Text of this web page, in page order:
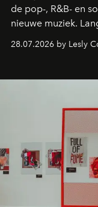
de pop-, R&B- en
nieuwe muziek.
comebacks en
de releases die je
28.07.2026 by Lesly